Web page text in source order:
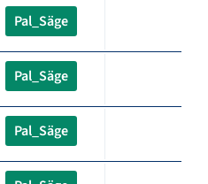
Pal_Säge
Pal_Säge
Pal_Säge